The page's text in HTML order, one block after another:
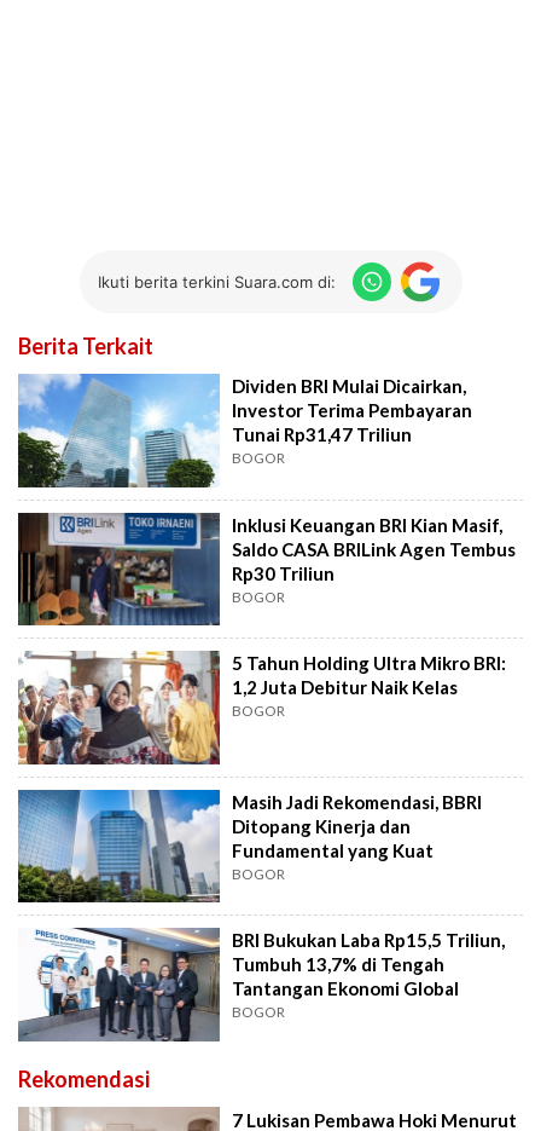
Ikuti berita terkini Suara.com di:
Berita Terkait
Dividen BRI Mulai Dicairkan,
Investor Terima Pembayaran
Tunai Rp31,47 Triliun
BOGOR
Inklusi Keuangan BRI Kian Masif,
Saldo CASA BRILink Agen Tembus
Rp30 Triliun
BOGOR
5 Tahun Holding Ultra Mikro BRI:
1,2 Juta Debitur Naik Kelas
BOGOR
Masih Jadi Rekomendasi, BBRI
Ditopang Kinerja dan
Fundamental yang Kuat
BOGOR
BRI Bukukan Laba Rp15,5 Triliun,
Tumbuh 13,7% di Tengah
Tantangan Ekonomi Global
BOGOR
Rekomendasi
7 Lukisan Pembawa Hoki Menurut